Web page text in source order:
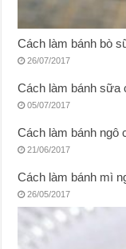
Cách làm bánh bò
26/07/2017
Cách làm bánh sữa
05/07/2017
Cách làm bánh ngô
21/06/2017
Cách làm bánh mì
26/05/2017